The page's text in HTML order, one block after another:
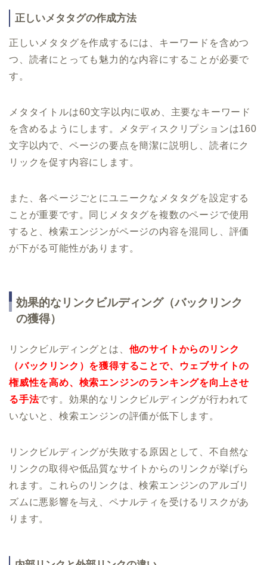
正しいメタタグの作成方法
正しいメタタグを作成するには、キーワードを含めつ
つ、読者にとっても魅力的な内容にすることが必要で
す。
メタタイトルは60文字以内に収め、主要なキーワード
を含めるようにします。メタディスクリプションは160
文字以内で、ページの要点を簡潔に説明し、読者にク
リックを促す内容にします。
また、各ページごとにユニークなメタタグを設定する
ことが重要です。同じメタタグを複数のページで使用
すると、検索エンジンがページの内容を混同し、評価
が下がる可能性があります。
効果的なリンクビルディング（バックリンク
の獲得）
リンクビルディングとは、 他のサイトからのリンク
（バックリンク）を獲得することで、ウェブサイトの
権威性を高め、検索エンジンのランキングを向上させ
る手法です。効果的なリンクビルディングが行われて
いないと、検索エンジンの評価が低下します。
リンクビルディングが失敗する原因として、不自然な
リンクの取得や低品質なサイトからのリンクが挙げら
れます。これらのリンクは、検索エンジンのアルゴリ
ズムに悪影響を与え、ペナルティを受けるリスクがあ
ります。